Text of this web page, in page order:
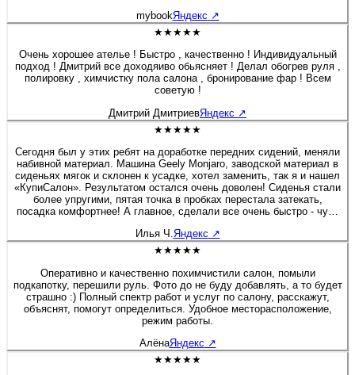
mybookЯндекс ↗
★★★★★
Очень хорошее ателье ! Быстро , качественно ! Индивидуальный
подход ! Дмитрий все доходяиво обьясняет ! Делал обогрев руля ,
полировку , химчистку пола салона , бронирование фар ! Всем
советую !
Дмитрий ДмитриевЯндекс ↗
★★★★★
Сегодня был у этих ребят на доработке передних сидений, меняли
набивной материал. Машина Geely Monjaro, заводской материал в
сиденьях мягок и склонен к усадке, хотел заменить, так я и нашел
«КупиСалон». Результатом остался очень доволен! Сиденья стали
более упругими, пятая точка в пробках перестала затекать,
посадка комфортнее! А главное, сделали все очень быстро - чуть
короткая экскурсия по производственным цехам. Действительно
люди «болеют» своим делом, а это редкость! Очень приятная
останавливаться на достигнутом, професстонального и
технологического роста! Молодцы! 👍
Илья Ч.Яндекс ↗
★★★★★
Оперативно и качественно похимчистили салон, помыли
подкапотку, перешили руль. Фото до не буду добавлять, а то будет
страшно :) Полный спектр работ и услуг по салону, расскажут,
объяснят, помогут определиться. Удобное месторасположение,
режим работы.
АлёнаЯндекс ↗
★★★★★